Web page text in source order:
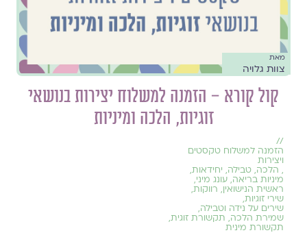
מאת
צוות גלויה
קול קורא – הזמנה למשלוח יצירות בנושאי
זוגיות, הלכה ומיניות
//
הזמנה למשלוח טקסטים
ויצירות
, הלכה, טבילה, יחידאות,
מיניות בריאה, עונג מיני,
ראשית הנישואין, רווקות,
שירי זוגיות,
שירים על נידה וטבילה,
שמירת הלכה, תקשורת זוגית,
תקשורת מינית